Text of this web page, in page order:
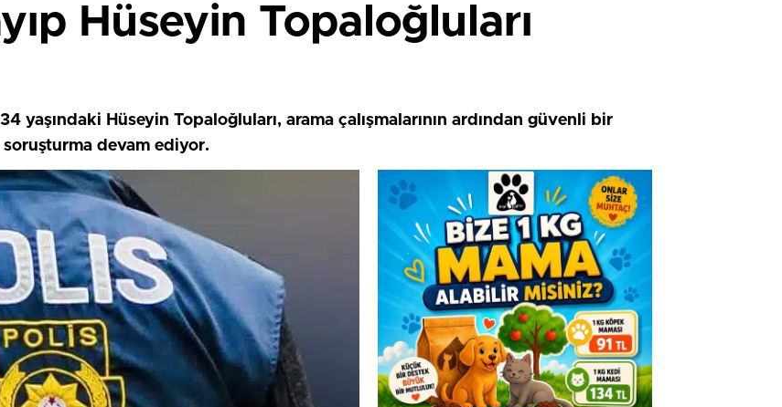
Hüseyin Topaloğluları
yaşındaki Hüseyin Topaloğluları, arama çalışmalarının ardından güvenli bir
devam ediyor.